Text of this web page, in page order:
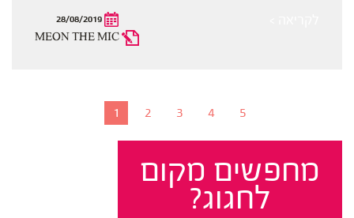
28/08/2019
MEON THE MIC
5
4
3
2
1
מחפשים מקום
לחגוג?